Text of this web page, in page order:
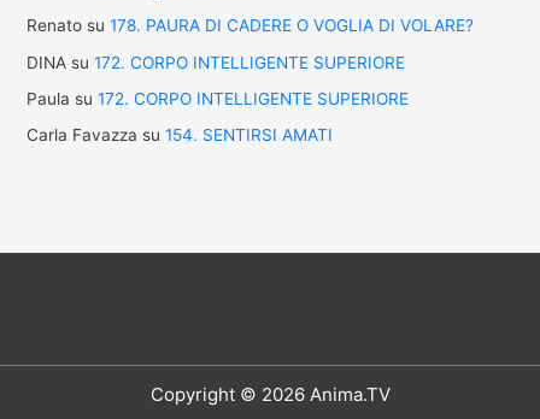
Renatosu 178. PAURA DI CADERE O VOGLIA DI VOLARE?
DINAsu 172. CORPO INTELLIGENTE SUPERIORE
Paula su 172. CORPO INTELLIGENTE SUPERIORE
Carla Favazza su 154. SENTIRSI AMATI
Copyright © 2026 Anima.TV